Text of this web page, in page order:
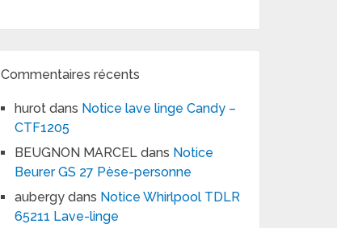
Commentaires récents
hurot dans Notice lave linge Candy –
CTF1205
BEUGNON MARCEL dans Notice
Beurer GS 27 Pèse-personne
aubergy dans Notice Whirlpool TDLR
65211 Lave-linge